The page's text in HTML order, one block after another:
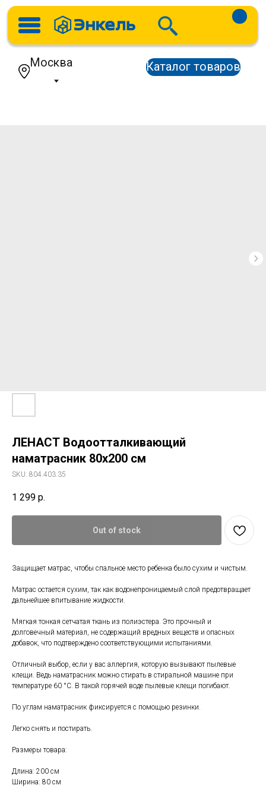
Каталог товаров
Москва
ЛЕНАСТ Водоотталкивающий
наматрасник 80x200 см
SKU: 804.403.35
1 299 р.
Out of stock
Защищает матрас, чтобы спальное место ребенка было сухим и чистым.
Матрас остается сухим, так как водонепроницаемый слой предотвращает
дальнейшее впитывание жидкости.
Мягкая тонкая сетчатая ткань из полиэстера. Это прочный и
долговечный материал, не содержащий вредных веществ и опасных
добавок, что подтверждено соответствующими испытаниями.
Отличный выбор, если у вас аллергия, которую вызывают пылевые
клещи. Ведь наматрасник можно стирать в стиральной машине при
температуре 60 °C. В такой горячей воде пылевые клещи погибают.
По углам наматрасник фиксируется с помощью резинки.
Легко снять и постирать.
Размеры товара:
Длина: 200 см
Ширина: 80 см
с 10:00 до 22:00
без обеда и выходных
+7 (903) 969-57-59
Свяжитесь с нами